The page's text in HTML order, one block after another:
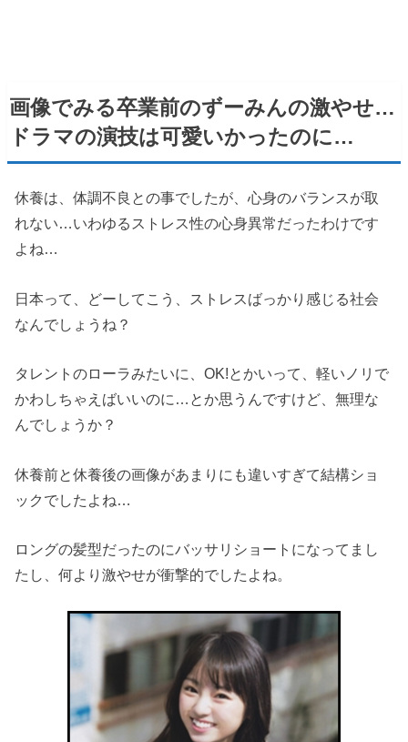
画像でみる卒業前のずーみんの激やせ…
ドラマの演技は可愛いかったのに…
休養は、体調不良との事でしたが、心身のバランスが取
れない…いわゆるストレス性の心身異常だったわけです
よね…
日本って、どーしてこう、ストレスばっかり感じる社会
なんでしょうね？
タレントのローラみたいに、OK!とかいって、軽いノリで
かわしちゃえばいいのに…とか思うんですけど、無理な
んでしょうか？
休養前と休養後の画像があまりにも違いすぎて結構ショ
ックでしたよね…
ロングの髪型だったのにバッサリショートになってまし
たし、何より激やせが衝撃的でしたよね。